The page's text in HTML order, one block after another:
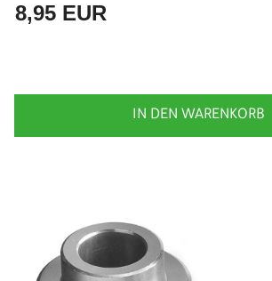
8,95 EUR
IN DEN WARENKORB